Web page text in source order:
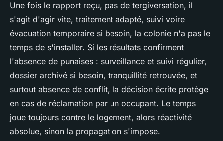
Une fois le rapport reçu, pas de tergiversation, il
s'agit d'agir vite, traitement adapté, suivi voire
évacuation temporaire si besoin, la colonie n'a pas le
temps de s'installer. Si les résultats confirment
l'absence de punaises : surveillance et suivi régulier,
dossier archivé si besoin, tranquillité retrouvée, et
surtout absence de conflit, la décision écrite protège
en cas de réclamation par un occupant. Le temps
joue toujours contre le logement, alors réactivité
absolue, sinon la propagation s'impose.